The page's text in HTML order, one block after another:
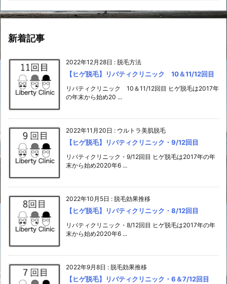
新着記事
2022年12月28日 : 脱毛方法
【ヒゲ脱毛】リバティクリニック 10＆11/12回目
リバティクリニック 10＆11/12回目 ヒゲ脱毛は2017年
の年末から始め20 ...
2022年11月20日 : ウルトラ美肌脱毛
【ヒゲ脱毛】リバティクリニック・9/12回目
リバティクリニック・9/12回目 ヒゲ脱毛は2017年の年
末から始め2020年6 ...
2022年10月5日 : 脱毛効果推移
【ヒゲ脱毛】リバティクリニック・8/12回目
リバティクリニック・8/12回目 ヒゲ脱毛は2017年の年
末から始め2020年6 ...
2022年9月8日 : 脱毛効果推移
【ヒゲ脱毛】リバティクリニック・6＆7/12回目